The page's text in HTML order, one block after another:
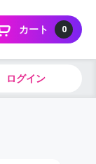
0
カート
ログイン